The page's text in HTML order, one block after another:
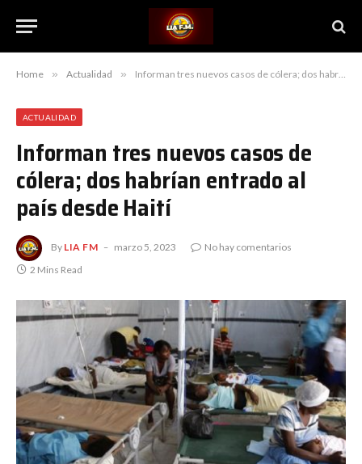
Home » Actualidad » Informan tres nuevos casos de cólera; dos habrían entrado al país desde Haití
ACTUALIDAD
Informan tres nuevos casos de
cólera; dos habrían entrado al
país desde Haití
By LIA FM marzo 5, 2023
No hay comentarios
2 Mins Read